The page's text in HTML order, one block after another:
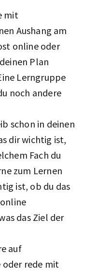
mit
Aushang am
online oder
Plan
Lerngruppe
noch andere
schon in deinen
dir wichtig ist,
Fach du
zum Lernen
ist, ob du das
das Ziel der
auf
rede mit